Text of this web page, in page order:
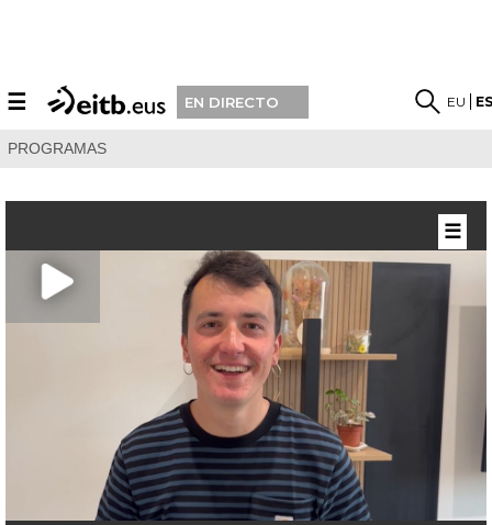
☰ EN DIRECTO EU
PROGRAMAS
☰